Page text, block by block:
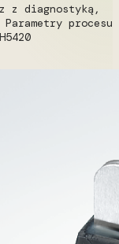
z diagnostyką,
procesu